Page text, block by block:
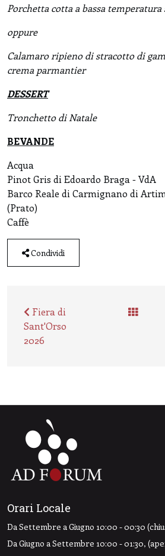
Porchetta cotta a bassa temperatura
oppure
Calamaro ripieno di stracotto di
crema parmantier
DESSERT
Tronchetto di Natale
BEVANDE
Acqua
Pinot Gris di Edoardo Braga - VdA
Barco Reale di Carmignano di
(Prato)
Caffè
Condividi
Fiera di
Sant'Orso
2026
Orari Locale
Da Settembre a Giugno 10:00 - 00:30
Da Giugno a Settembre 10:00 - 01:30,